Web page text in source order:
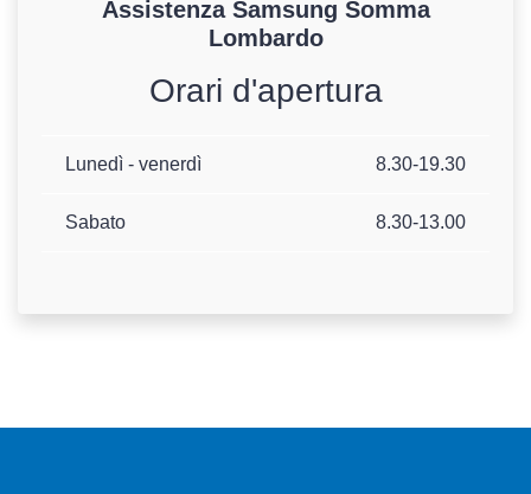
Assistenza Samsung Somma
Lombardo
Orari d'apertura
Lunedì - venerdì 8.30-19.30
Sabato 8.30-13.00